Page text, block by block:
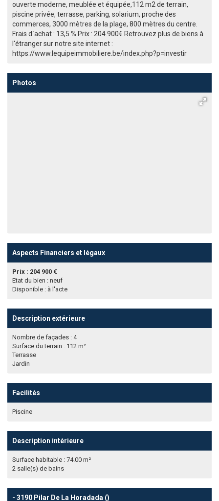
ouverte moderne, meublée et équipée,112 m2 de terrain,
piscine privée, terrasse, parking, solarium, proche des
commerces, 3000 mètres de la plage, 800 mètres du centre.
Frais d´achat : 13,5 % Prix : 204.900€ Retrouvez plus de biens à
l'étranger sur notre site internet :
https://www.lequipeimmobiliere.be/index.php?p=investir
Photos
Aspects Financiers et légaux
Prix : 204 900 €
Etat du bien : neuf
Disponible : à l'acte
Description extérieure
Nombre de façades : 4
Surface du terrain : 112 m²
Terrasse
Jardin
Facilités
Piscine
Description intérieure
Surface habitable : 74.00 m²
2 salle(s) de bains
- 3190 Pilar De La Horadada ()